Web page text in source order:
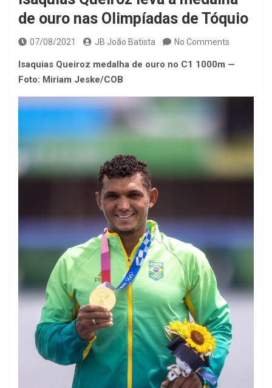
de ouro nas Olimpíadas de Tóquio
07/08/2021 JB João Batista No Comments
Isaquias Queiroz medalha de ouro no C1 1000m —
Foto: Miriam Jeske/COB